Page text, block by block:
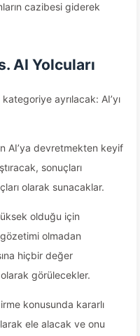
cazibesi giderek
AI Yolcuları
ayrılacak: AI’yı
AI’ya devretmekten keyif
sonuçları
olarak sunacaklar.
olduğu için
olmadan
hiçbir değer
görülecekler.
konusunda kararlı
ele alacak ve onu